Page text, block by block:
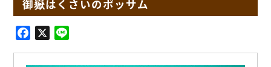
御嶽はくさいのポッサム
X